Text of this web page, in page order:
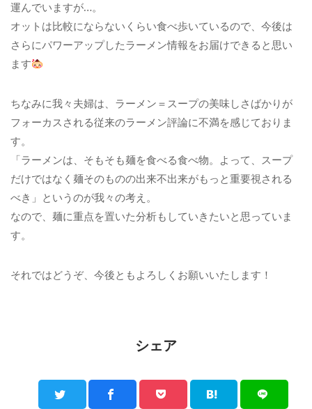
運んでいますが…。
オットは比較にならないくらい食べ歩いているので、今後は
さらにパワーアップしたラーメン情報をお届けできると思い
ます
ちなみに我々夫婦は、ラーメン＝スープの美味しさばかりが
フォーカスされる従来のラーメン評論に不満を感じておりま
す。
「ラーメンは、そもそも麺を食べる食べ物。よって、スープ
だけではなく麺そのものの出来不出来がもっと重要視される
べき」というのが我々の考え。
なので、麺に重点を置いた分析もしていきたいと思っていま
す。
それではどうぞ、今後ともよろしくお願いいたします！
シェア